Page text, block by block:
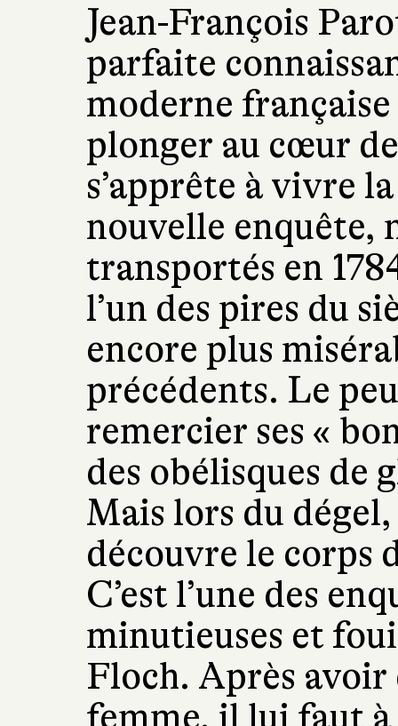
Jean-François
parfaite
moderne
plonger au cœur
s’apprête à vivre
nouvelle enquête,
transportés en
l’un des pires du
encore plus
précédents. Le
remercier ses «
des obélisques de
Mais lors du dégel,
découvre le corps
C’est l’une des
minutieuses et
Floch. Après
femme, il lui faut